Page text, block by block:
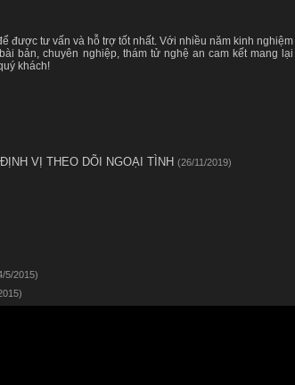
được tư vấn và hỗ trợ tốt nhất. Với nhiều năm kinh nghiệm
bản, chuyên nghiệp, thám tử nghệ an cam kết mang lại
khách!
VỊ THEO DÕI NGOẠI TÌNH (26/11/2019)
5/2015)